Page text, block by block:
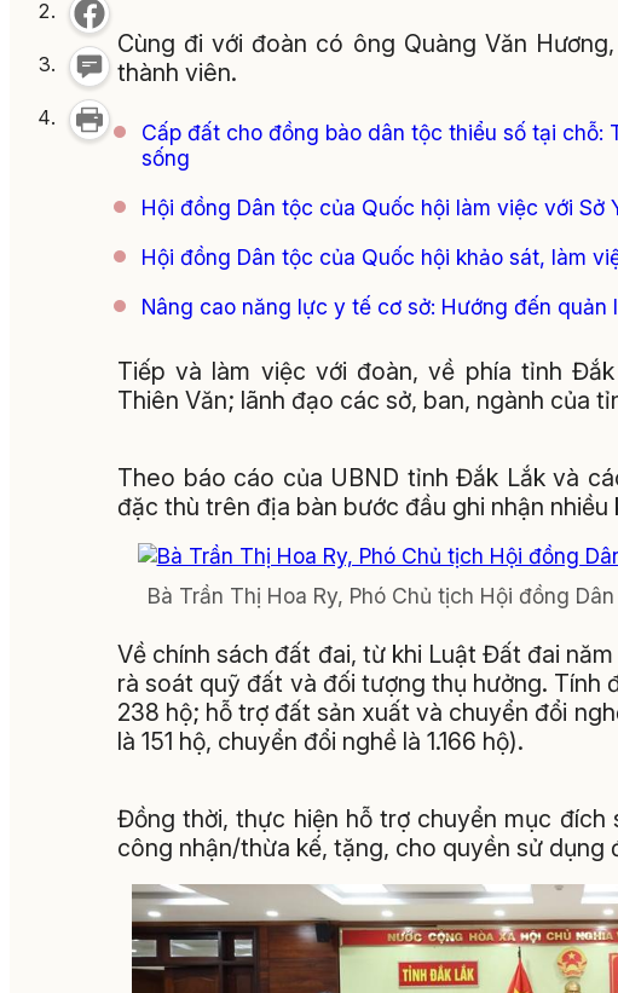
Cùng đi với đoàn có ông Quàng Văn
thành viên.
Cấp đất cho đồng bào dân tộc thiểu số tại
sống
Hội đồng Dân tộc của Quốc hội làm việc với Sở
Hội đồng Dân tộc của Quốc hội khảo sát, làm
Nâng cao năng lực y tế cơ sở: Hướng đến quản
Tiếp và làm việc với đoàn, về phía tỉnh
Thiên Văn; lãnh đạo các sở, ban, ngành của
Theo báo cáo của UBND tỉnh Đắk Lắk và
đặc thù trên địa bàn bước đầu ghi nhận
Bà Trần Thị Hoa Ry, Phó Chủ tịch Hội đồng
Về chính sách đất đai, từ khi Luật Đất đai
rà soát quỹ đất và đối tượng thụ hưởng. Tính
238 hộ; hỗ trợ đất sản xuất và chuyển đổi
là 151 hộ, chuyển đổi nghề là 1.166 hộ).
Đồng thời, thực hiện hỗ trợ chuyển mục
công nhận/thừa kế, tặng, cho quyền sử dụng